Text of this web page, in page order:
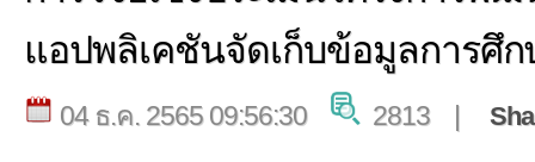
แอปพลิเคชันจัดเก็บข้อมูลการศึ
04 ธ.ค. 2565 09:56:30 2813 |